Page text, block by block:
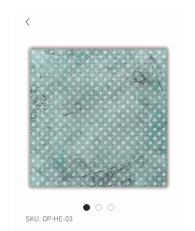
SKU: DP-HE-03